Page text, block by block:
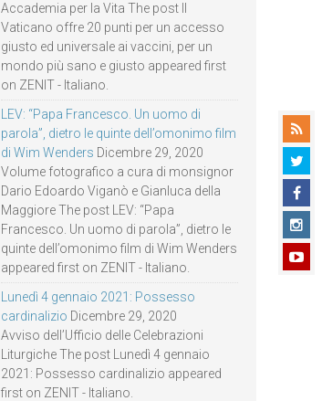
Accademia per la Vita The post Il
Vaticano offre 20 punti per un accesso
giusto ed universale ai vaccini, per un
mondo più sano e giusto appeared first
on ZENIT - Italiano.
LEV: “Papa Francesco. Un uomo di
parola”, dietro le quinte dell’omonimo film
di Wim Wenders Dicembre 29, 2020
Volume fotografico a cura di monsignor
Dario Edoardo Viganò e Gianluca della
Maggiore The post LEV: “Papa
Francesco. Un uomo di parola”, dietro le
quinte dell’omonimo film di Wim Wenders
appeared first on ZENIT - Italiano.
Lunedì 4 gennaio 2021: Possesso
cardinalizio Dicembre 29, 2020
Avviso dell’Ufficio delle Celebrazioni
Liturgiche The post Lunedì 4 gennaio
2021: Possesso cardinalizio appeared
first on ZENIT - Italiano.